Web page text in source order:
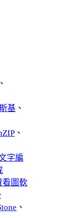
、
基 、
、
字編
看圖軟
、